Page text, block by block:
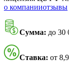
о компанииотзывы
Сумма: до 30
Ставка: от